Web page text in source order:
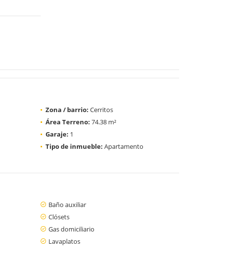
Zona / barrio: Cerritos
Área Terreno: 74.38 m²
Garaje: 1
Tipo de inmueble: Apartamento
Baño auxiliar
Clósets
Gas domiciliario
Lavaplatos